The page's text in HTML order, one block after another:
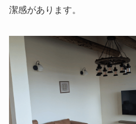
潔感があります。